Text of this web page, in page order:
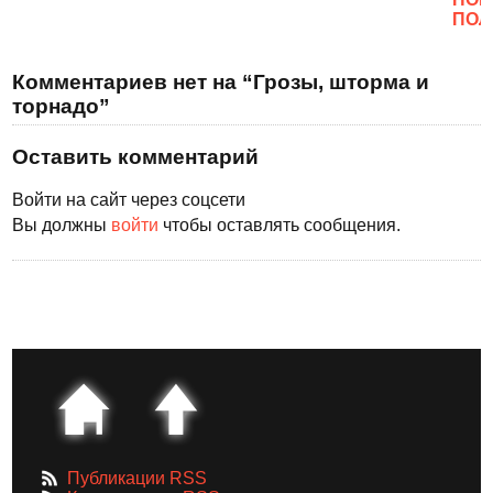
Комментариев нет на “Грозы, шторма и
торнадо”
Оставить комментарий
Войти на сайт через соцсети
Вы должны войти чтобы оставлять сообщения.
Публикации RSS